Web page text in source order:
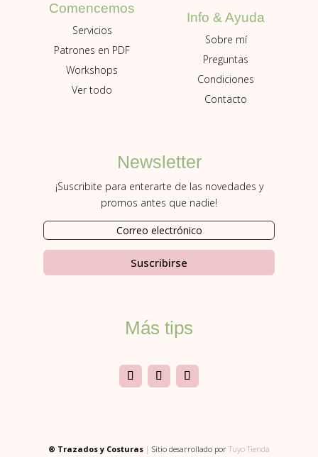
Comencemos
Servicios
Patrones en PDF
Workshops
Ver todo
Info & Ayuda
Sobre mí
Preguntas
Condiciones
Contacto
Newsletter
¡Suscribite para enterarte de las novedades y
promos antes que nadie!
Suscribirse
Más tips
® Trazados y Costuras | Sitio desarrollado por Tuyo Tienda